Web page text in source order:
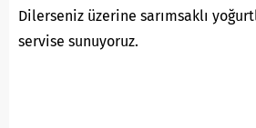
Dilerseniz üzerine sarımsaklı
servise sunuyoruz.